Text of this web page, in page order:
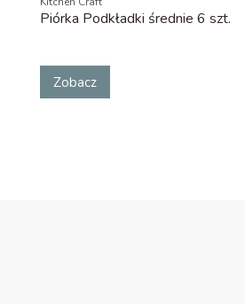
Piórka Podkładki średnie 6 szt.
Zobacz